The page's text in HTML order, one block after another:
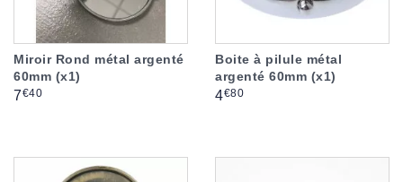
Miroir Rond métal argenté
60mm (x1)
Prix
7€40
Boite à pilule métal
argenté 60mm (x1)
Prix
4€80